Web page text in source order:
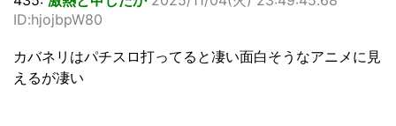
ID:hjojbpW80
カバネリはパチスロ打ってると凄い面白そうなアニメに見
えるが凄い